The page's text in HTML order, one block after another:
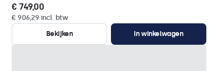
€ 749,00
€ 906,29 incl. btw
Bekijken
In winkelwagen